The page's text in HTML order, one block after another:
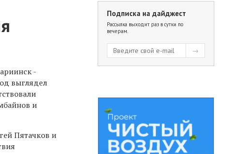
-
выглядел
и
Пятачков и
Подписка на дайджест
Рассылка выходит раз в сутки по
вечерам.